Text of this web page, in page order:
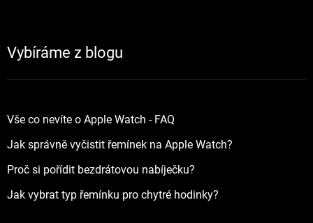
Vybíráme z blogu
Vše co nevíte o Apple Watch - FAQ
Jak správně vyčistit řemínek na Apple Watch?
Proč si pořídit bezdrátovou nabíječku?
Jak vybrat typ řemínku pro chytré hodinky?